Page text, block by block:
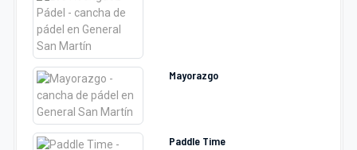
Mayorazgo
Paddle Time